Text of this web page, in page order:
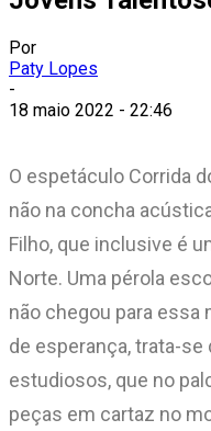
Por
Paty Lopes
-
18 maio 2022 - 22:46
O espetáculo Corrida
não na concha
Filho, que inclusive é
Norte. Uma pérola
não chegou para essa
de esperança, trata-
estudiosos, que no
peças em cartaz no